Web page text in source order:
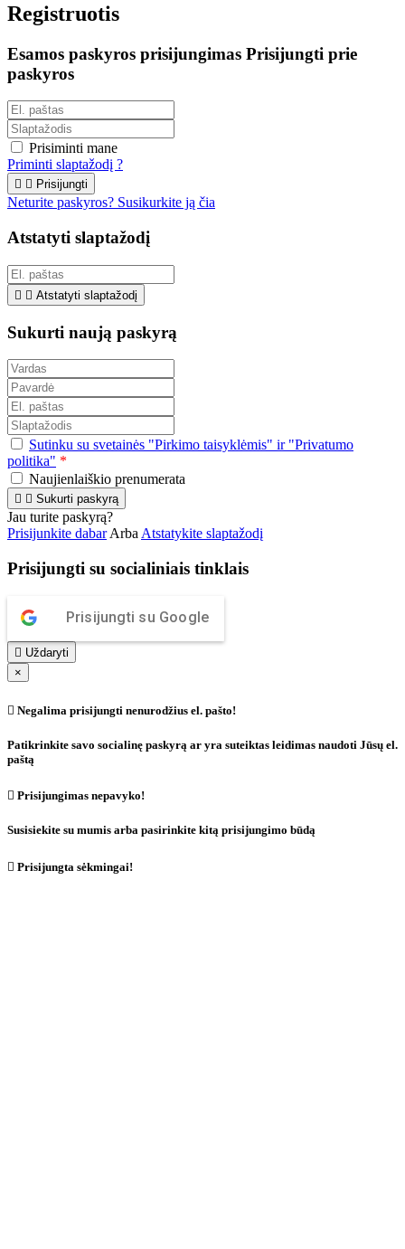
Registruotis
Esamos paskyros prisijungimas Prisijungti prie
paskyros
Prisiminti mane
Priminti slaptažodį ?
  Prisijungti
Neturite paskyros? Susikurkite ją čia
Atstatyti slaptažodį
  Atstatyti slaptažodį
Sukurti naują paskyrą
Sutinku su svetainės "Pirkimo taisyklėmis" ir "Privatumo
politika" *
Naujienlaiškio prenumerata
  Sukurti paskyrą
Jau turite paskyrą?
Prisijunkite dabarArba Atstatykite slaptažodį
Prisijungti su socialiniais tinklais
Prisijungti su Google
 Uždaryti
×
 Negalima prisijungti nenurodžius el. pašto!
Patikrinkite savo socialinę paskyrą ar yra suteiktas leidimas naudoti Jūsų el.
paštą
 Prisijungimas nepavyko!
Susisiekite su mumis arba pasirinkite kitą prisijungimo būdą
 Prisijungta sėkmingai!